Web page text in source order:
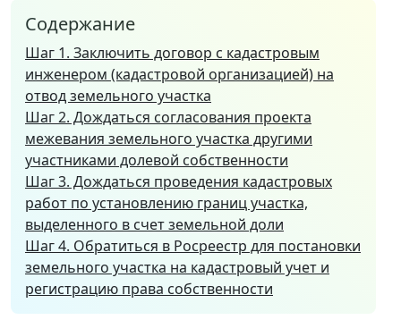
Содержание
Шаг 1. Заключить договор с кадастровым
инженером (кадастровой организацией) на
отвод земельного участка
Шаг 2. Дождаться согласования проекта
межевания земельного участка другими
участниками долевой собственности
Шаг 3. Дождаться проведения кадастровых
работ по установлению границ участка,
выделенного в счет земельной доли
Шаг 4. Обратиться в Росреестр для постановки
земельного участка на кадастровый учет и
регистрацию права собственности